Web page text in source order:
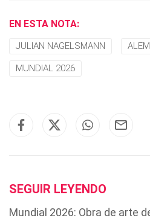
EN ESTA NOTA:
JULIAN NAGELSMANN
MUNDIAL 2026
SEGUIR LEYENDO
Mundial 2026: Obra de arte